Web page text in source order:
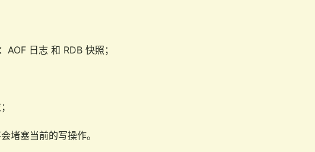
日志 和 RDB 快照；
堵塞当前的写操作。